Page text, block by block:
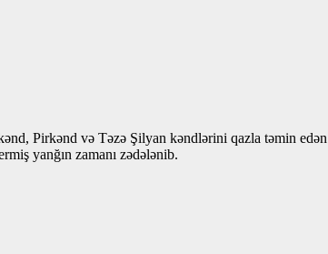
Pirkənd və Təzə Şilyan kəndlərini qazla təmin
yanğın zamanı zədələnib.